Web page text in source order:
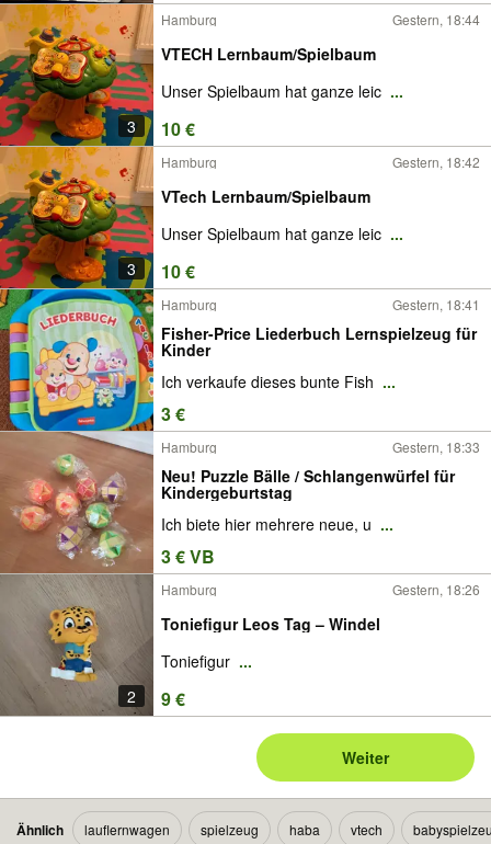
3
Hamburg Gestern, 18:44
VTECH Lernbaum/Spielbaum
Unser Spielbaum hat ganze leic ...
10 €
3
Hamburg Gestern, 18:42
VTech Lernbaum/Spielbaum
Unser Spielbaum hat ganze leic ...
10 €
Hamburg Gestern, 18:41
Fisher-Price Liederbuch Lernspielzeug für
Kinder
Ich verkaufe dieses bunte Fish ...
3 €
Hamburg Gestern, 18:33
Neu! Puzzle Bälle / Schlangenwürfel für
Kindergeburtstag
Ich biete hier mehrere neue, u ...
3 € VB
2
Hamburg Gestern, 18:26
Toniefigur Leos Tag – Windel
Toniefigur ...
9 €
Weiter
Ähnlich lauflernwagen spielzeug haba vtech